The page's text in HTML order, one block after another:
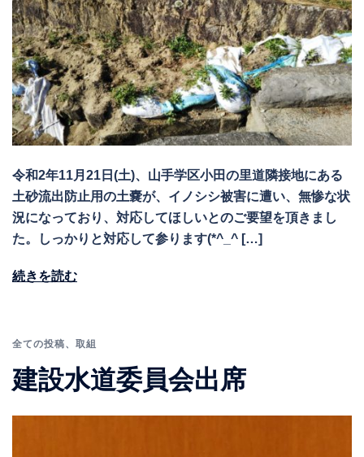
令和2年11月21日(土)、山手学区小田の里道隣接地にある
土砂流出防止用の土嚢が、イノシシ被害に遭い、無惨な状
況になっており、対応してほしいとのご要望を頂きまし
た。しっかりと対応して参ります(*^_^ […]
続きを読む
全ての投稿、 取組
建設水道委員会出席